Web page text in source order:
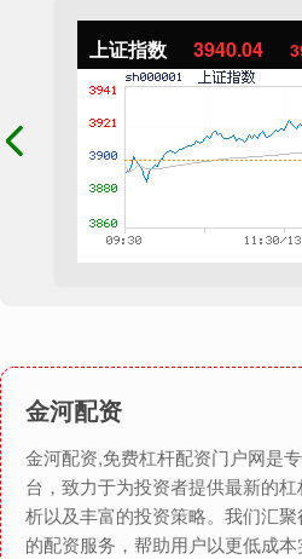
上证指数 3940.04
金河配资
金河配资,免费杠杆配资门户网是
台，致力于为投资者提供最新的
析以及丰富的投资策略。我们汇
的配资服务，帮助用户以更低成